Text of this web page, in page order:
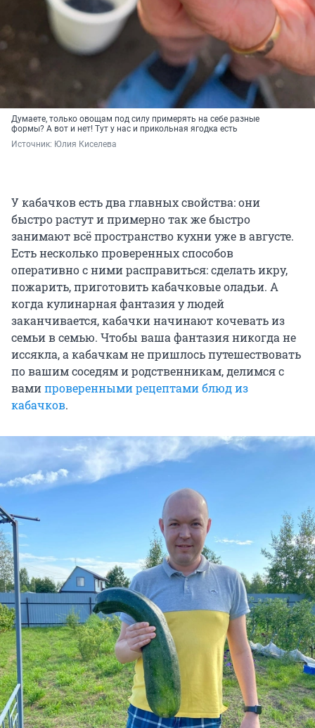
Думаете, только овощам под силу примерять на себе разные
формы? А вот и нет! Тут у нас и прикольная ягодка есть
Источник: Юлия Киселева
У кабачков есть два главных свойства: они
быстро растут и примерно так же быстро
занимают всё пространство кухни уже в августе.
Есть несколько проверенных способов
оперативно с ними расправиться: сделать икру,
пожарить, приготовить кабачковые оладьи. А
когда кулинарная фантазия у людей
заканчивается, кабачки начинают кочевать из
семьи в семью. Чтобы ваша фантазия никогда не
иссякла, а кабачкам не пришлось путешествовать
по вашим соседям и родственникам, делимся с
вамипроверенными рецептами блюд из
кабачков.